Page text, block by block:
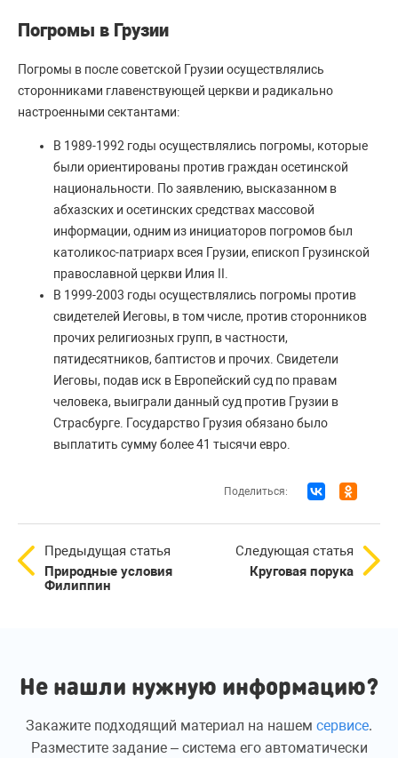
Погромы в Грузии
Погромы в после советской Грузии осуществлялись
сторонниками главенствующей церкви и радикально
настроенными сектантами:
В 1989-1992 годы осуществлялись погромы, которые
были ориентированы против граждан осетинской
национальности. По заявлению, высказанном в
абхазских и осетинских средствах массовой
информации, одним из инициаторов погромов был
католикос-патриарх всея Грузии, епископ Грузинской
православной церкви Илия II.
В 1999-2003 годы осуществлялись погромы против
свидетелей Иеговы, в том числе, против сторонников
прочих религиозных групп, в частности,
пятидесятников, баптистов и прочих. Свидетели
Иеговы, подав иск в Европейский суд по правам
человека, выиграли данный суд против Грузии в
Страсбурге. Государство Грузия обязано было
выплатить сумму более 41 тысячи евро.
Поделиться:
Предыдущая статья
Природные условия
Филиппин
Следующая статья
Круговая порука
Не нашли нужную информацию?
Закажите подходящий материал на нашем сервисе.
Разместите задание – система его автоматически